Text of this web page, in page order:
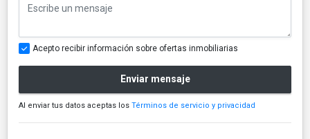
Acepto recibir información sobre ofertas inmobiliarias
Enviar mensaje
Al enviar tus datos aceptas los Términos de servicio y privacidad